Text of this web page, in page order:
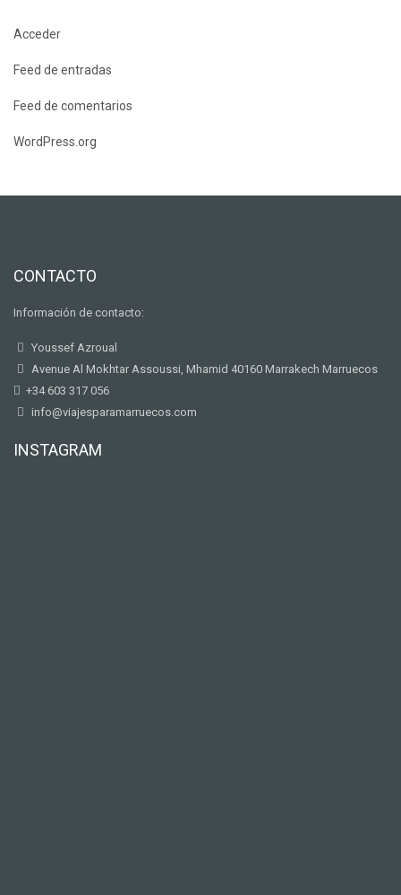
Acceder
Feed de entradas
Feed de comentarios
WordPress.org
CONTACTO
Información de contacto:
Youssef Azroual
Avenue Al Mokhtar Assoussi, Mhamid 40160 Marrakech Marruecos
+34 603 317 056
info@viajesparamarruecos.com
INSTAGRAM